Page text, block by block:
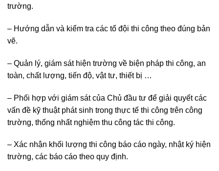
trường.
– Hướng dẫn và kiểm tra các tổ đội thi công theo đúng bản
vẽ.
– Quản lý, giám sát hiện trường về biện pháp thi công, an
toàn, chất lượng, tiến độ, vật tư, thiết bị …
– Phối hợp với giám sát của Chủ đầu tư để giải quyết các
vấn đề kỹ thuật phát sinh trong thực tế thi công trên công
trường, thống nhất nghiệm thu công tác thi công.
– Xác nhận khối lượng thi công báo cáo ngày, nhật ký hiện
trường, các báo cáo theo quy định.